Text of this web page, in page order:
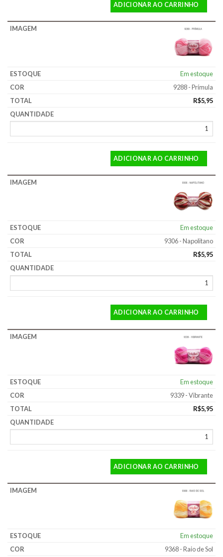
ADICIONAR AO CARRINHO
Em estoque
9288 - Prímula
R$5,95
ADICIONAR AO CARRINHO
Em estoque
9306 - Napolitano
R$5,95
ADICIONAR AO CARRINHO
Em estoque
9339 - Vibrante
R$5,95
ADICIONAR AO CARRINHO
Em estoque
9368 - Raio de Sol